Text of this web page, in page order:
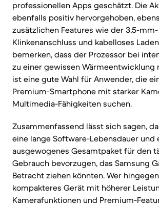
professionellen Apps geschätzt. Die
ebenfalls positiv hervorgehoben,
zusätzlichen Features wie der 3,5-mm-
Klinkenanschluss und kabelloses
bemerken, dass der Prozessor bei
zu einer gewissen Wärmeentwicklung
ist eine gute Wahl für Anwender, die
Premium-Smartphone mit starker
Multimedia-Fähigkeiten suchen.
Zusammenfassend lässt sich sagen,
eine lange Software-Lebensdauer und
ausgewogenes Gesamtpaket für den
Gebrauch bevorzugen, das Samsung
Betracht ziehen könnten. Wer
kompakteres Gerät mit höherer
Kamerafunktionen und Premium-